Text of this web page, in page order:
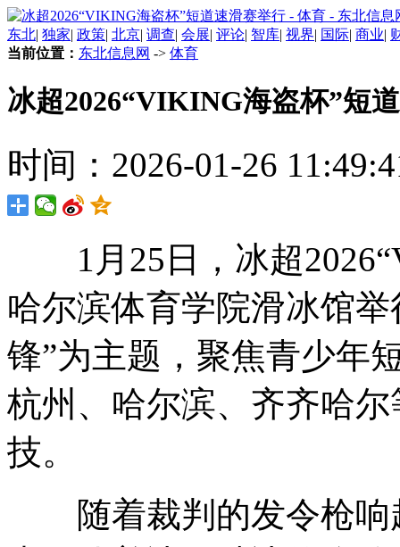
东北| 独家| 政策| 北京| 调查| 会展| 评论| 智库| 视界| 国际| 商业|
当前位置： 东北信息网 -> 体育
冰超2026“VIKING海盗杯”短
时间：2026-01-26
1月25日，冰超
哈尔滨体育学院滑冰馆
锋”为主题，聚焦青少年
杭州、哈尔滨、齐齐哈
技。
随着裁判的发令枪响